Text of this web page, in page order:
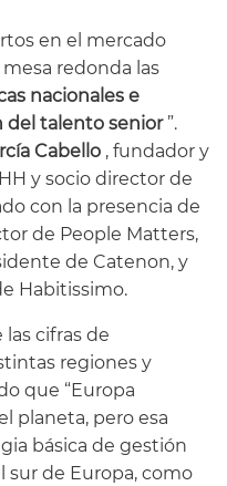
en el mercado
redonda las
nacionales e
del talento senior ”.
Cabello , fundador y
y socio director de
con la presencia de
de People Matters,
de Catenon, y
Habitissimo.
cifras de
regiones y
que “Europa
planeta, pero esa
básica de gestión
sur de Europa, como